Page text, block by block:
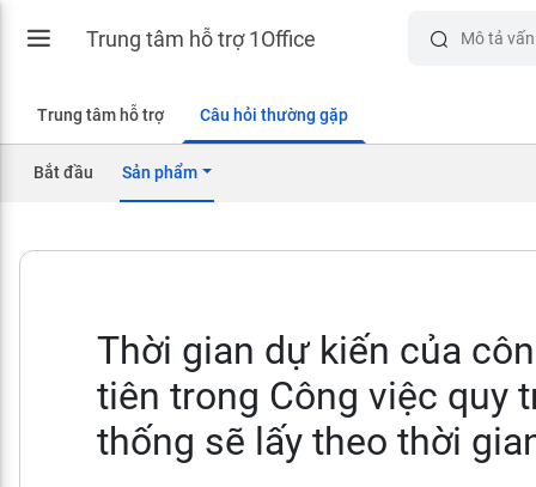
Trung tâm hỗ trợ 1Office
Trung tâm hỗ trợ Câu hỏi thường gặp
Bắt đầu Sản phẩm
Thời gian dự kiến của
tiên trong Công việc quy
thống sẽ lấy theo thời